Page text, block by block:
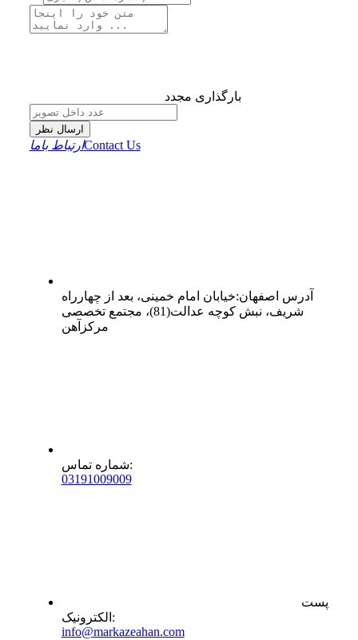
بارگذاری مجدد
ارسال نظر
ارتباط باماContact Us
آدرس اصفهان:خیابان امام خمینی، بعد از چهارراه
شریف، نبش کوچه عدالت(81)، مجتمع تخصصی
مرکزآهن
شماره تماس:
03191009009
پست
الکترونیک :
info@markazeahan.com